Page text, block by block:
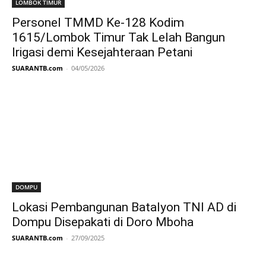
LOMBOK TIMUR
Personel TMMD Ke-128 Kodim
1615/Lombok Timur Tak Lelah Bangun
Irigasi demi Kesejahteraan Petani
SUARANTB.com - 04/05/2026
DOMPU
Lokasi Pembangunan Batalyon TNI AD di
Dompu Disepakati di Doro Mboha
SUARANTB.com - 27/09/2025